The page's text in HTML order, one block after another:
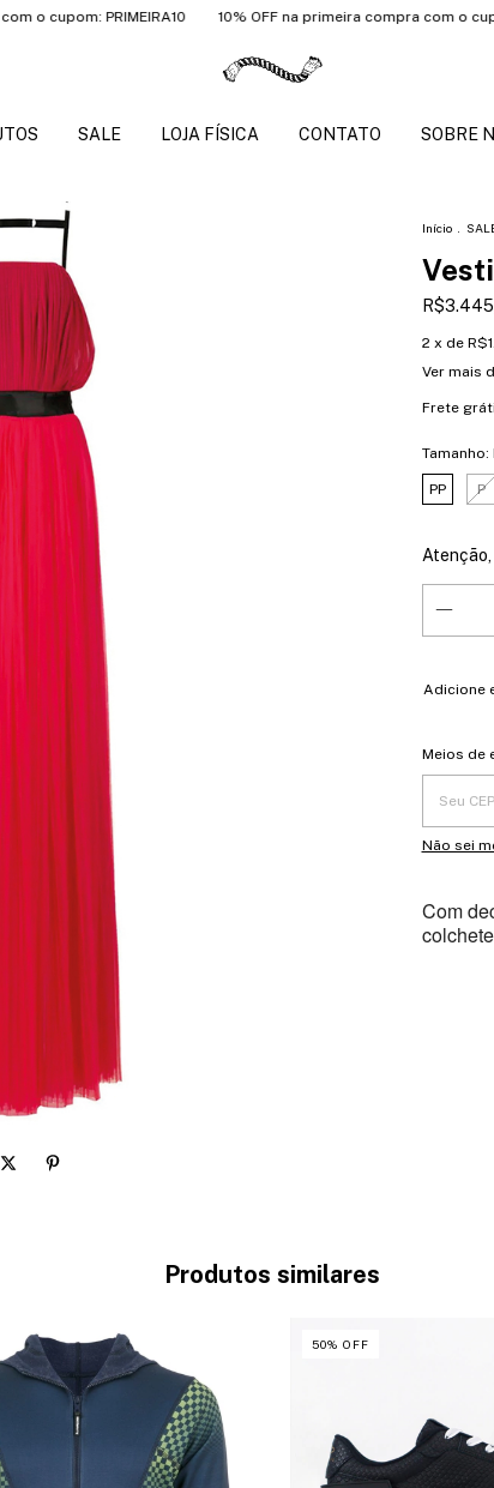
PRIMEIRA10 10% OFF na primeira compra com o cupom:
SALE LOJA FÍSICA CONTATO SOBRE
Início
2 x de
Ver mais
Frete
Tamanho:
PP P
Adicione
Entregas
Meios de
Não sei
Com
Produtos similares
50% OFF